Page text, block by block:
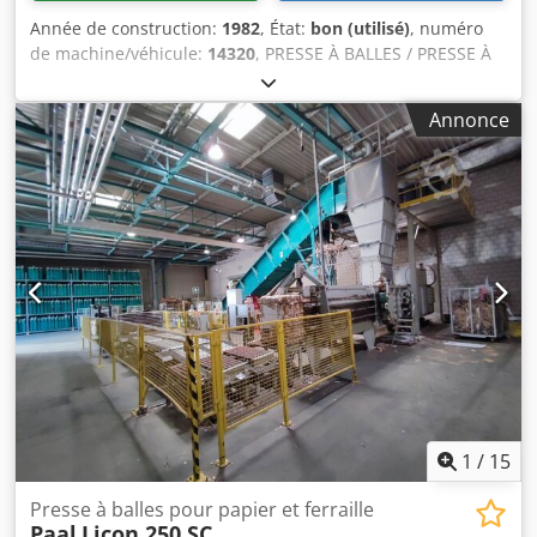
Année de construction: 1982, État: bon (utilisé), numéro
de machine/véhicule: 14320, PRESSE À BALLES / PRESSE À
Annonce
1 / 15
Presse à balles pour papier et ferraille